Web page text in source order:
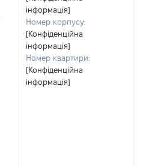
інформація]
Номер корпусу:
[Конфіденційна
інформація]
Номер квартири:
[Конфіденційна
інформація]